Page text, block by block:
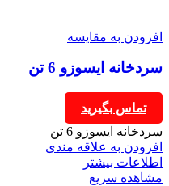
افزودن به مقایسه
سردخانه ایسوزو 6 تن
تماس بگیرید
سردخانه ایسوزو 6 تن
افزودن به علاقه مندی
اطلاعات بیشتر
مشاهده سریع